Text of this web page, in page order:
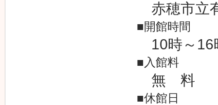
赤穂市立
■開館時間
10時～16
■入館料
無 料
■休館日